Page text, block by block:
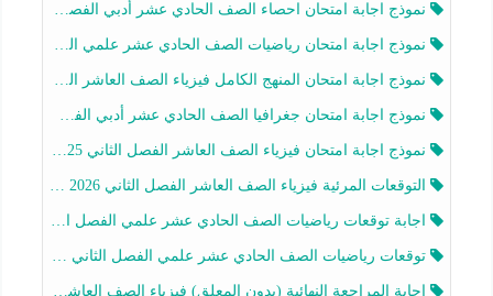
نموذج اجابة امتحان احصاء الصف الحادي عشر أدبي الفصل الثاني 2025-2026
نموذج اجابة امتحان رياضيات الصف الحادي عشر علمي الفصل الثاني 2025-2026
نموذج اجابة امتحان المنهج الكامل فيزياء الصف العاشر الفصل الثاني 2025-2026
نموذج اجابة امتحان جغرافيا الصف الحادي عشر أدبي الفصل الثاني 2025-2026
نموذج اجابة امتحان فيزياء الصف العاشر الفصل الثاني 2025-2026
التوقعات المرئية فيزياء الصف العاشر الفصل الثاني 2026 أ هيثم الليثي
اجابة توقعات رياضيات الصف الحادي عشر علمي الفصل الثاني 2025-2026 أ عمرو فايز
توقعات رياضيات الصف الحادي عشر علمي الفصل الثاني 2025-2026 أ عمرو فايز
اجابة المراجعة النهائية (بدون المعلق) فيزياء الصف العاشر الفصل الثاني أ أحمد نبيه